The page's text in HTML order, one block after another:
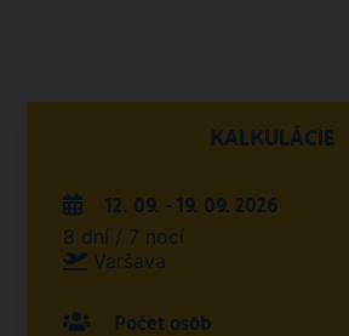
KALKULÁCIE
12. 09. - 19. 09. 2026
8 dní / 7 nocí
Varšava
Počet osôb